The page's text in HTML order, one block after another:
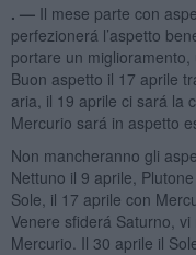
. — Il mese parte con
perfezionerá l’aspetto
portare un miglioramento,
Buon aspetto il 17 aprile
aria, il 19 aprile ci sará la
Mercurio sará in aspetto
Non mancheranno gli
Nettuno il 9 aprile,
Sole, il 17 aprile con
Venere sfiderá Saturno,
Mercurio. Il 30 aprile il